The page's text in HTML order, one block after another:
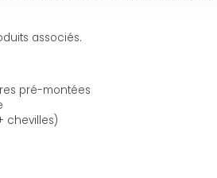
associés.
pré-montées
chevilles)